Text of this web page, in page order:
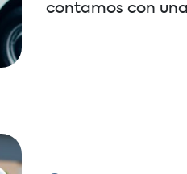
contamos con